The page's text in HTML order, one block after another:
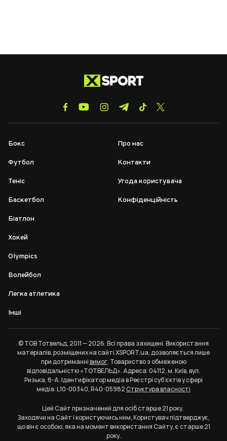
Бокс
Футбол
Теніс
Баскетбол
Біатлон
Хокей
Olympics
Волейбол
Легка атлетика
Інші
Про нас
Контакти
Угода користувача
Конфіденційність
© ТОВ Тотвельд, 2011 — 2026. Всі права захищені. Використання
матеріалів, розміщених на сайті XSPORT.ua, дозволяється лише
при дотриманнівимог. Товариство з обмеженою
відповідальністю «ТОТВЕЛЬД». Адреса: 04112, м. Київ, вул.
Ризька, 8-А. Ідентифікатор медіа в Реєстрі суб’єктів у сфері
медіа: L10-00340, R40-05982Структура власності
Цей Сайт призначений для осіб старше 21 року.
Заходячи на Сайт і користуючись ним, Користувач підтверджує,
що він є особою, яка на момент використання Сайту, є старше 21
року.